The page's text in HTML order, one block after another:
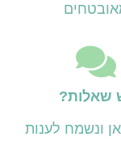
שאלות?
ונשמח לענות